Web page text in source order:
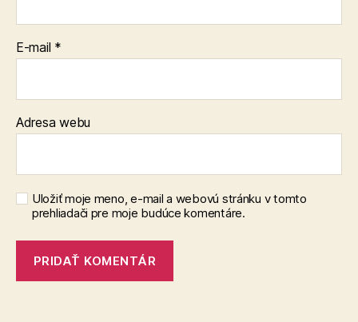
E-mail *
Adresa webu
Uložiť moje meno, e-mail a webovú stránku v tomto
prehliadači pre moje budúce komentáre.